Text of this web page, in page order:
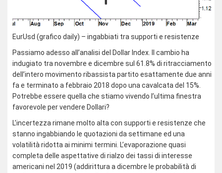
EurUsd (grafico daily) – ingabbiati tra supporti e resistenze
Passiamo adesso all’analisi del Dollar Index. Il cambio ha
indugiato tra novembre e dicembre sul 61.8% di ritracciamento
dell’intero movimento ribassista partito esattamente due anni
fa e terminato a febbraio 2018 dopo una cavalcata del 15%.
Potrebbe essere quella che stiamo vivendo l’ultima finestra
favorevole per vendere Dollari?
L’incertezza rimane molto alta con supporti e resistenze che
stanno ingabbiando le quotazioni da settimane ed una
volatilità ridotta ai minimi termini. L’evaporazione quasi
completa delle aspettative di rialzo dei tassi di interesse
americani nel 2019 (addirittura a dicembre le probabilità di